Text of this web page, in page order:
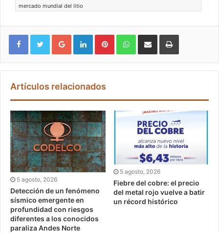
mercado mundial del litio
Google+ LinkedIn Pinterest WhatsApp
Artículos relacionados
5 agosto, 2026
Detección de un fenómeno
sísmico emergente en
profundidad con riesgos
diferentes a los conocidos
paraliza Andes Norte
5 agosto, 2026
Fiebre del cobre: el precio
del metal rojo vuelve a batir
un récord histórico